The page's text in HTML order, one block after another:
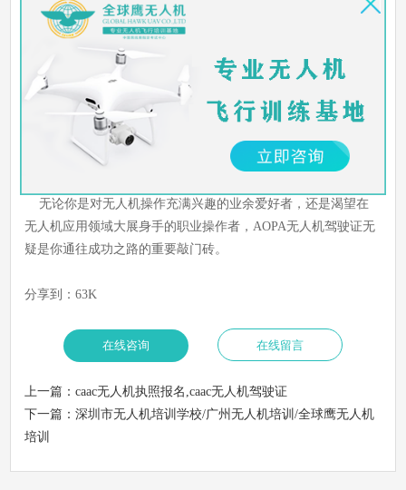
2. 持证注意事项
持有无人机驾驶证并不代表你可以在任何情况下自由飞行。仍需
遵守相关法律法规，保持与民航部门的沟通，特别是在进行商业
飞行操作时，还需获得相关许可。此外，定期参加技术培训和再
教育，遵循无人机维护手册进行维护保养，是确保飞行安全的关
无论你是对无人机操作充满兴趣的业余爱好者，还是渴望在
无人机应用领域大展身手的职业操作者，AOPA无人机驾驶证无
疑是你通往成功之路的重要敲门砖。
分享到：63K
上一篇：caac无人机执照报名,caac无人机驾驶证
下一篇：深圳市无人机培训学校/广州无人机培训/全球鹰无人机
培训